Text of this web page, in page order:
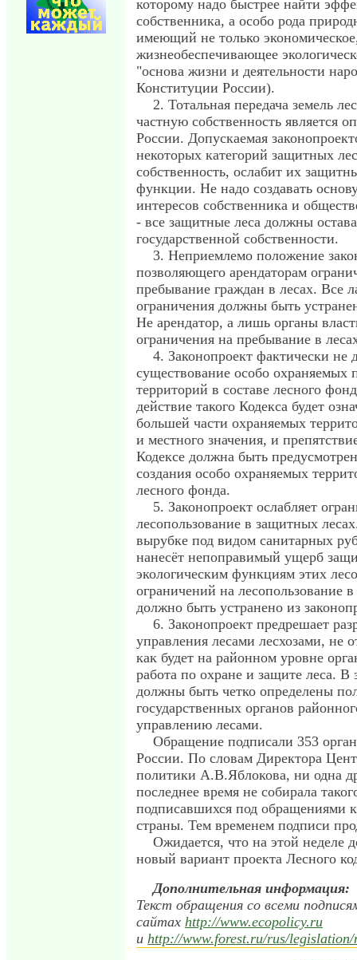
которому надо быстрее найти
собственника, а особо рода
имеющий не только
жизнеобеспечивающее
"основа жизни и деятельности
Конституции России).
2. Тотальная передача земель
частную собственность является
России. Допускаемая
некоторых категорий защитных
собственность, ослабит их
функции. Не надо создавать
интересов собственника и
- все защитные леса должны
государственной собственности.
3. Неприемлемо положение
позволяющего арендаторам
пребывание граждан в лесах. Все
ограничения должны быть
Не арендатор, а лишь органы
ограничения на пребывание в
4. Законопроект фактически не
существование особо охраняемых
территорий в составе лесного
действие такого Кодекса будет
большей части охраняемых
и местного значения, и
Кодексе должна быть
создания особо охраняемых
лесного фонда.
5. Законопроект ослабляет
лесопользование в защитных
вырубке под видом санитарных
нанесёт непоправимый ущерб
экологическим функциям этих
ограничений на лесопользование
должно быть устранено из
6. Законопроект предрешает
управления лесами лесхозами, не
как будет на районном уровне
работа по охране и защите леса. В
должны быть четко определены
государственных органов
управлению лесами.
Обращение подписали 353
России. По словам Директора
политики А.В.Яблокова, ни одна
последнее время не собирала
подписавшихся под обращениями
страны. Тем временем подписи
Ожидается, что на этой неделе
новый вариант проекта Лесного
Дополнительная информация:
Текст обращения со всеми
сайтах http://www.ecopolicy.ru
и http://www.forest.ru/rus/legislation/